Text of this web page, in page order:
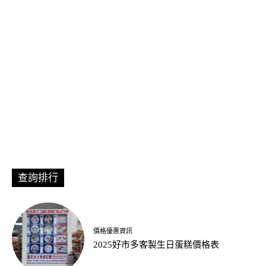
查詢排行
價格優惠資訊
2025好市多客製生日蛋糕價格表